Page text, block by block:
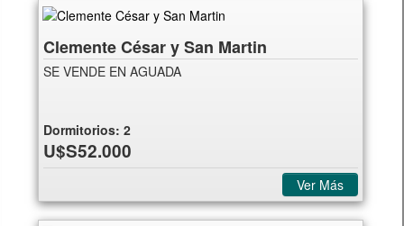
Clemente César y San Martin
SE VENDE EN AGUADA
Dormitorios:2
U$S52.000
Ver Más